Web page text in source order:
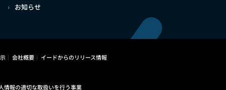
お知らせ
会社概要 イードからのリリース情報
情報の適切な取扱いを行う事業